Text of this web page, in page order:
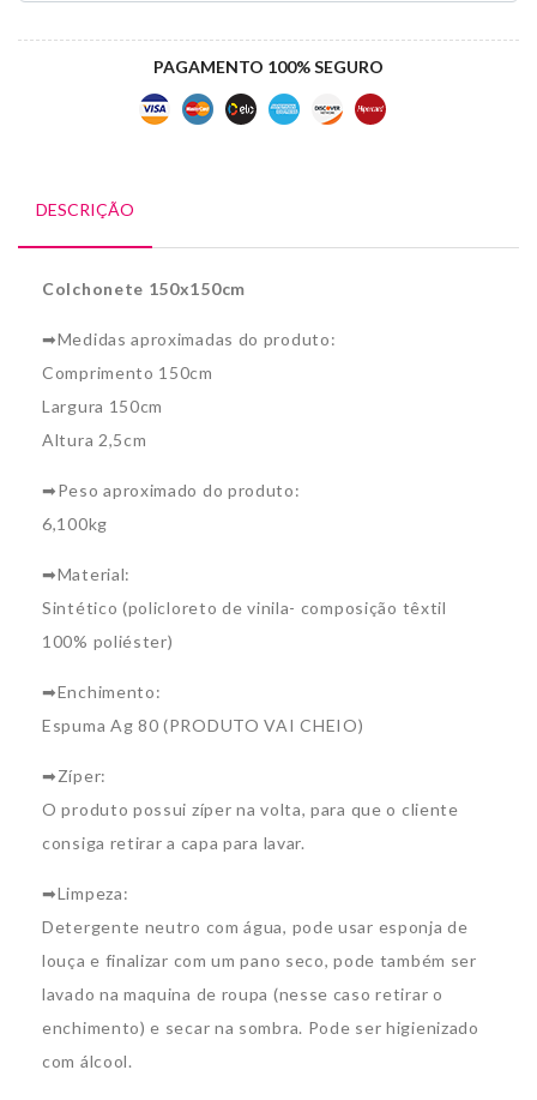
PAGAMENTO 100% SEGURO
DESCRIÇÃO
Colchonete 150x150cm
➡Medidas aproximadas do produto:
Comprimento 150cm
Largura 150cm
Altura 2,5cm
➡Peso aproximado do produto:
6,100kg
➡Material:
Sintético (policloreto de vinila- composição têxtil
100% poliéster)
➡Enchimento:
Espuma Ag 80 (PRODUTO VAI CHEIO)
➡Zíper:
O produto possui zíper na volta, para que o cliente
consiga retirar a capa para lavar.
➡Limpeza:
Detergente neutro com água, pode usar esponja de
louça e finalizar com um pano seco, pode também ser
lavado na maquina de roupa (nesse caso retirar o
enchimento) e secar na sombra. Pode ser higienizado
com álcool.